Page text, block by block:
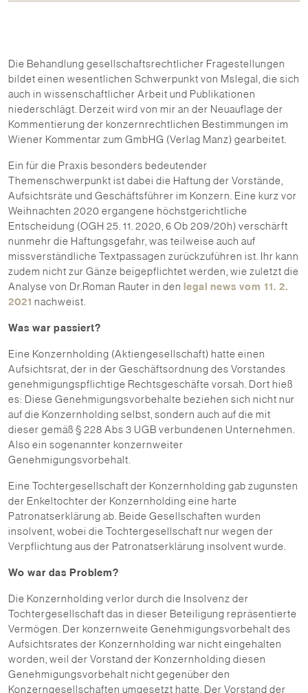
Die Behandlung gesellschaftsrechtlicher Fragestellungen
bildet einen wesentlichen Schwerpunkt von Mslegal, die sich
auch in wissenschaftlicher Arbeit und Publikationen
niederschlägt. Derzeit wird von mir an der Neuauflage der
Kommentierung der konzernrechtlichen Bestimmungen im
Wiener Kommentar zum GmbHG (Verlag Manz) gearbeitet.
Ein für die Praxis besonders bedeutender
Themenschwerpunkt ist dabei die Haftung der Vorstände,
Aufsichtsräte und Geschäftsführer im Konzern. Eine kurz vor
Weihnachten 2020 ergangene höchstgerichtliche
Entscheidung (OGH 25. 11. 2020, 6 Ob 209/20h) verschärft
nunmehr die Haftungsgefahr, was teilweise auch auf
missverständliche Textpassagen zurückzuführen ist. Ihr kann
zudem nicht zur Gänze beigepflichtet werden, wie zuletzt die
Analyse von Dr.Roman Rauter in den legal news vom 11. 2.
2021 nachweist.
Was war passiert?
Eine Konzernholding (Aktiengesellschaft) hatte einen
Aufsichtsrat, der in der Geschäftsordnung des Vorstandes
genehmigungspflichtige Rechtsgeschäfte vorsah. Dort hieß
es: Diese Genehmigungsvorbehalte beziehen sich nicht nur
auf die Konzernholding selbst, sondern auch auf die mit
dieser gemäß § 228 Abs 3 UGB verbundenen Unternehmen.
Also ein sogenannter konzernweiter
Genehmigungsvorbehalt.
Eine Tochtergesellschaft der Konzernholding gab zugunsten
der Enkeltochter der Konzernholding eine harte
Patronatserklärung ab. Beide Gesellschaften wurden
insolvent, wobei die Tochtergesellschaft nur wegen der
Verpflichtung aus der Patronatserklärung insolvent wurde.
Wo war das Problem?
Die Konzernholding verlor durch die Insolvenz der
Tochtergesellschaft das in dieser Beteiligung repräsentierte
Vermögen. Der konzernweite Genehmigungsvorbehalt des
Aufsichtsrates der Konzernholding war nicht eingehalten
worden, weil der Vorstand der Konzernholding diesen
Genehmigungsvorbehalt nicht gegenüber den
Konzerngesellschaften umgesetzt hatte. Der Vorstand der